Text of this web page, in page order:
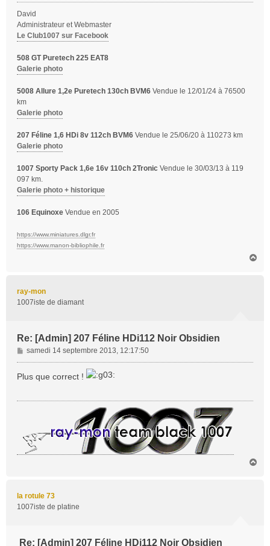
David
Administrateur et Webmaster
Le Club1007 sur Facebook
508 GT Puretech 225 EAT8
Galerie photo
5008 Allure 1,2e Puretech 130ch BVM6 Vendue le 12/01/24 à 76500
km
Galerie photo
207 Féline 1,6 HDi 8v 112ch BVM6 Vendue le 25/06/20 à 110273 km
Galerie photo
1007 Sporty Pack 1,6e 16v 110ch 2Tronic Vendue le 30/03/13 à 119
097 km.
Galerie photo + historique
106 Equinoxe Vendue en 2005
https://www.miniatures.dlgr.fr
https://www.manon-bibliophile.fr
ray-mon
1007iste de diamant
Re: [Admin] 207 Féline HDi112 Noir Obsidien
M
e
s
samedi 14 septembre 2013, 12:17:50
Plus que correct !
la rotule 73
1007iste de platine
Re: [Admin] 207 Féline HDi112 Noir Obsidien